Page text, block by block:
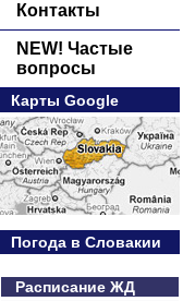
Контакты
NEW! Частые
вопросы
Карты Google
Погода в Словакии
Расписание ЖД